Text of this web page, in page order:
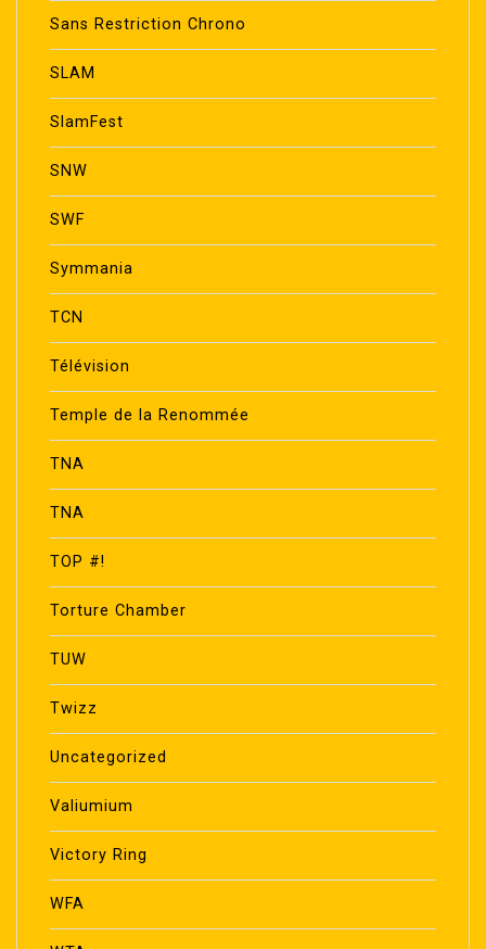
Sans Restriction Chrono
SLAM
SlamFest
SNW
SWF
Symmania
TCN
Télévision
Temple de la Renommée
TNA
TNA
TOP #!
Torture Chamber
TUW
Twizz
Uncategorized
Valiumium
Victory Ring
WFA